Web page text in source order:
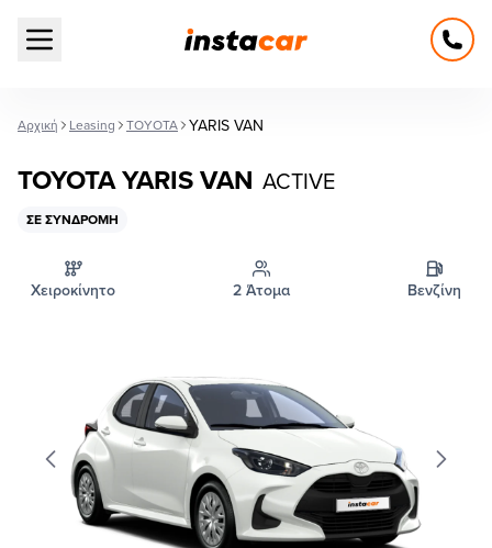
Open main menu
Αρχική Leasing TOYOTA YARIS VAN
TOYOTA YARIS VAN ACTIVE
ΣΕ ΣΥΝΔΡΟΜΉ
Χειροκίνητο 2 Άτομα Βενζίνη